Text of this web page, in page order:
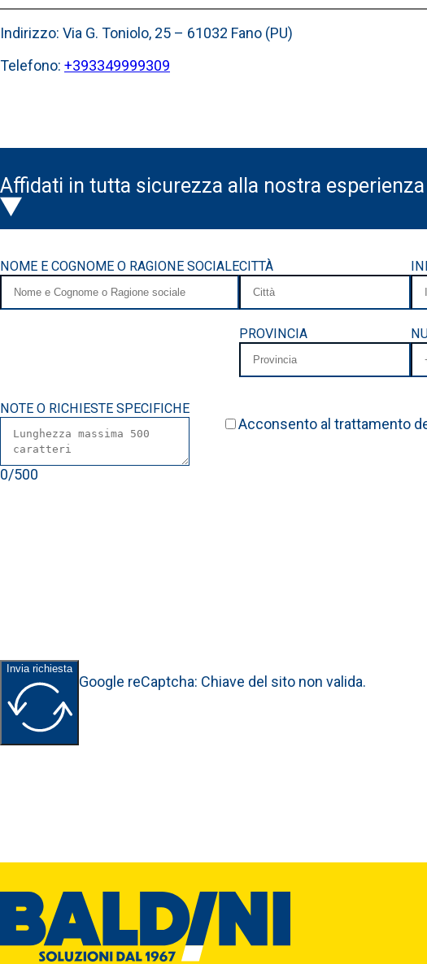
Indirizzo: Via G. Toniolo, 25 – 61032 Fano (PU)
Telefono: +393349999309
Affidati in tutta sicurezza alla nostra
NOME E COGNOME O RAGIONE SOCIALECITTÀ
PROVINCIA
NOTE O RICHIESTE SPECIFICHE
0/500
Acconsento al trattamento
Invia richiesta
Google reCaptcha: Chiave del sito non valida.